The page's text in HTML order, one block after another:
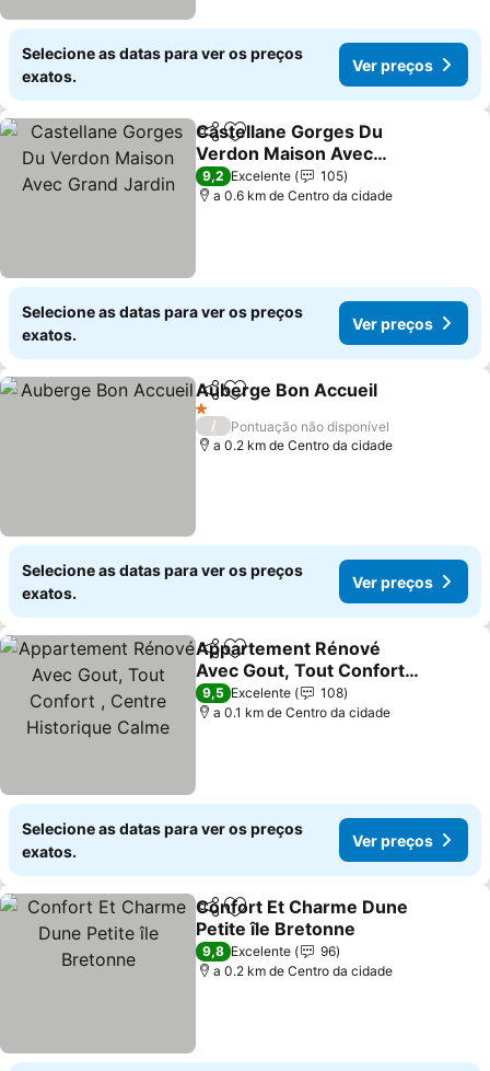
Selecione as datas para ver os preços
exatos.
Ver preços
PartilharAdicionar aos favoritos
Castellane Gorges Du
Verdon Maison Avec
Grand Jardin
Ver preços
9,2 Excelente
105
a 0.6 km de Centro da cidade
Selecione as datas para ver os preços
exatos.
Ver preços
PartilharAdicionar aos favoritos
Auberge Bon Accueil
1 Estrelas
/
Pontuação não disponível
a 0.2 km de Centro da cidade
Selecione as datas para ver os preços
exatos.
Ver preços
PartilharAdicionar aos favoritos
Appartement Rénové
Avec Gout, Tout Confort ,
Centre Historique Calme
Ver preços
9,5 Excelente
108
a 0.1 km de Centro da cidade
Selecione as datas para ver os preços
exatos.
Ver preços
PartilharAdicionar aos favoritos
Confort Et Charme Dune
Petite île Bretonne
Ver preços
9,8 Excelente
96
a 0.2 km de Centro da cidade